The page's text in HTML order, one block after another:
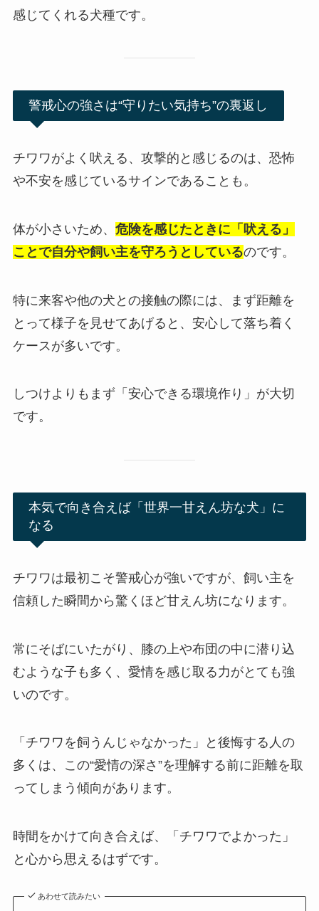
感じてくれる犬種です。
警戒心の強さは“守りたい気持ち”の裏返し
チワワがよく吠える、攻撃的と感じるのは、恐怖
や不安を感じているサインであることも。
体が小さいため、 危険を感じたときに「吠える」
ことで自分や飼い主を守ろうとしているのです。
特に来客や他の犬との接触の際には、まず距離を
とって様子を見せてあげると、安心して落ち着く
ケースが多いです。
しつけよりもまず「安心できる環境作り」が大切
です。
本気で向き合えば「世界一甘えん坊な犬」に
なる
チワワは最初こそ警戒心が強いですが、飼い主を
信頼した瞬間から驚くほど甘えん坊になります。
常にそばにいたがり、膝の上や布団の中に潜り込
むような子も多く、愛情を感じ取る力がとても強
いのです。
「チワワを飼うんじゃなかった」と後悔する人の
多くは、この“愛情の深さ”を理解する前に距離を取
ってしまう傾向があります。
時間をかけて向き合えば、「チワワでよかった」
と心から思えるはずです。
あわせて読みたい